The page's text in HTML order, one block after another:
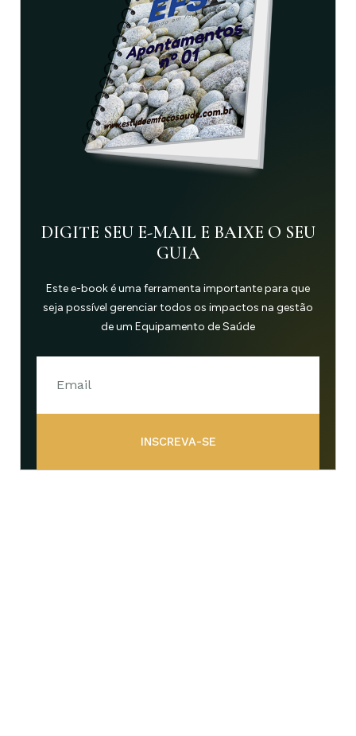
DIGITE SEU E-MAIL E BAIXE O SEU
GUIA
Este e-book é uma ferramenta importante para que
seja possível gerenciar todos os impactos na gestão
de um Equipamento de Saúde
INSCREVA-SE